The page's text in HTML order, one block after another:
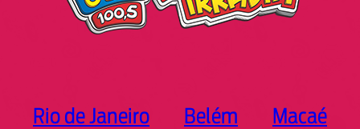
Rio de Janeiro Belém
Macaé